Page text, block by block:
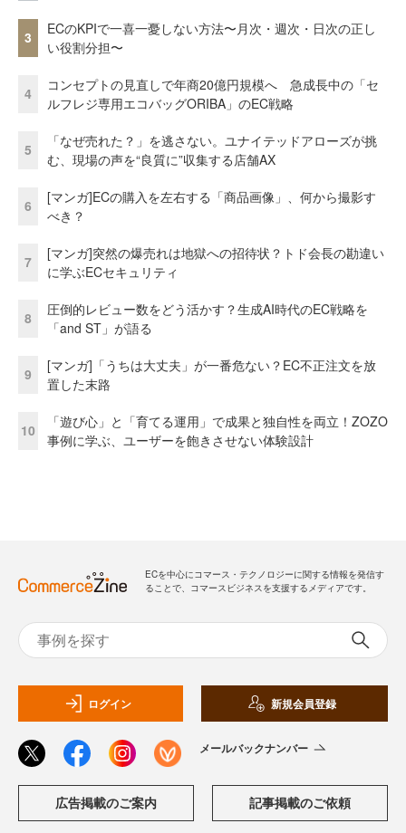
3
ECのKPIで一喜一憂しない方法〜月次・週次・日次の正し
い役割分担〜
4
コンセプトの見直しで年商20億円規模へ 急成長中の「セ
ルフレジ専用エコバッグORIBA」のEC戦略
5
「なぜ売れた？」を逃さない。ユナイテッドアローズが挑
む、現場の声を“良質に”収集する店舗AX
6
[マンガ]ECの購入を左右する「商品画像」、何から撮影す
べき？
7
[マンガ]突然の爆売れは地獄への招待状？トド会長の勘違い
に学ぶECセキュリティ
8
圧倒的レビュー数をどう活かす？生成AI時代のEC戦略を
「and ST」が語る
9
[マンガ]「うちは大丈夫」が一番危ない？EC不正注文を放
置した末路
10
「遊び心」と「育てる運用」で成果と独自性を両立！ZOZO
事例に学ぶ、ユーザーを飽きさせない体験設計
ECを中心にコマース・テクノロジーに関する情報を発信す
ることで、コマースビジネスを支援するメディアです。
ログイン 新規会員登録
メールバックナンバー
広告掲載のご案内 記事掲載のご依頼